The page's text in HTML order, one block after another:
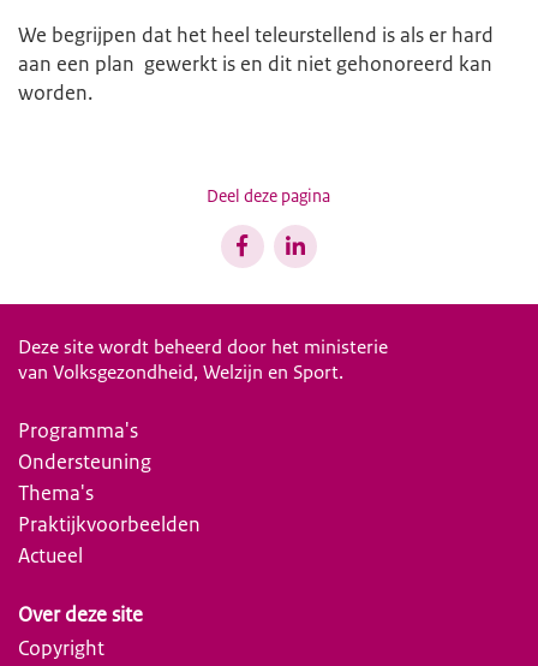
We begrijpen dat het heel teleurstellend is als er hard
aan een plan gewerkt is en dit niet gehonoreerd kan
worden.
Deel deze pagina
Deze site wordt beheerd door het ministerie
van Volksgezondheid, Welzijn en Sport.
Programma's
Ondersteuning
Thema's
Praktijkvoorbeelden
Actueel
Over deze site
Copyright